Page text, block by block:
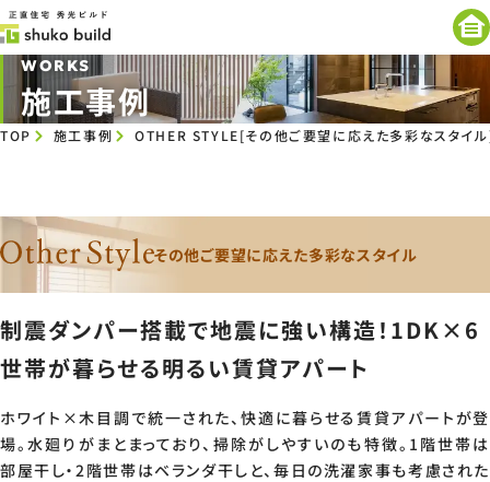
WORKS
施工事例
TOP 施工事例 OTHER STYLE[その他ご要望に応えた多彩なスタイ
その他ご要望に応えた多彩なスタイル
制震ダンパー搭載で地震に強い構造！1DK×6
世帯が暮らせる明るい賃貸アパート
ホワイト×木目調で統一された、快適に暮らせる賃貸アパートが登
場。水廻りがまとまっており、掃除がしやすいのも特徴。1階世帯は
部屋干し・2階世帯はベランダ干しと、毎日の洗濯家事も考慮された